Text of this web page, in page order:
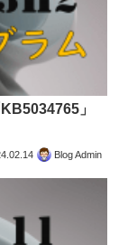
」
Blog Admin